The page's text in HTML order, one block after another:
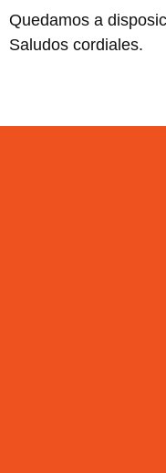
Quedamos a
Saludos cordiales.